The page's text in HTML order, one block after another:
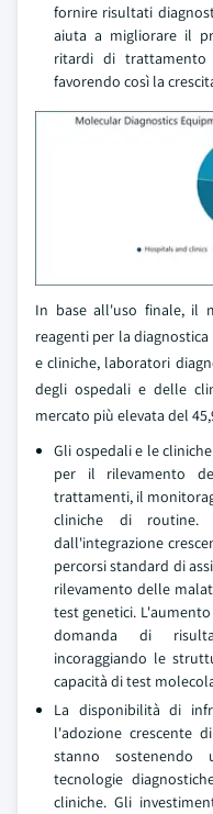
fornire risultati
aiuta a migliorare il
ritardi di
favorendo così la
In base all'uso finale, il
reagenti per la
e cliniche, laboratori
degli ospedali e delle
mercato più elevata del
Gli ospedali e le
per il rilevamento
trattamenti, il
cliniche di routine.
dall'integrazione
percorsi standard di
rilevamento delle
test genetici.
domanda di
incoraggiando le
capacità di test
La disponibilità di
l'adozione crescente
stanno sostenendo
tecnologie
cliniche. Gli